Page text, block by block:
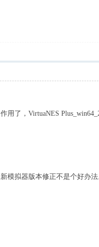
用了，VirtuaNES Plus_win64
模拟器版本修正不是个好办法